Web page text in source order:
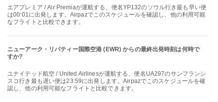
エアプレミア / Air Premiaが運航する、便名YP132のソウル行き最も早い便
は00:01に出発します。Airpazでこのスケジュールを確認し、他の利用可能
なフライトと比較できます。
ニューアーク・リバティー国際空港 (EWR) からの最終出発時刻は何時で
すか?
ユナイテッド航空 / United Airlinesが運航する、便名UA297のサンフランシ
スコ行き最も遅い便は23:59に出発します。Airpazでこのスケジュールを確
認し、他の利用可能なフライトと比較できます。